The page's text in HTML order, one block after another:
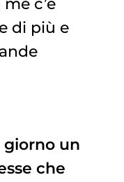
di più e
giorno un
che